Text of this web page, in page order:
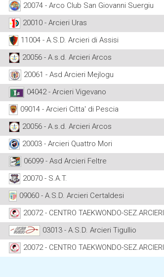
20074 - Arco Club San Giovanni Suergiu
20010 - Arcieri Uras
11004 - A.S.D. Arcieri di Assisi
20056 - A.s.d. Arcieri Arcos
20061 - Asd Arcieri Mejlogu
04042 - Arcieri Vigevano
09014 - Arcieri Citta' di Pescia
20056 - A.s.d. Arcieri Arcos
20003 - Arcieri Quattro Mori
06099 - Asd Arcieri Feltre
20070 - S.A.T.
09060 - A.S.D. Arcieri Certaldesi
20072 - CENTRO TAEKWONDO-SEZ.ARCIERI
03013 - A.S.D. Arcieri Tigullio
20072 - CENTRO TAEKWONDO-SEZ.ARCIERI